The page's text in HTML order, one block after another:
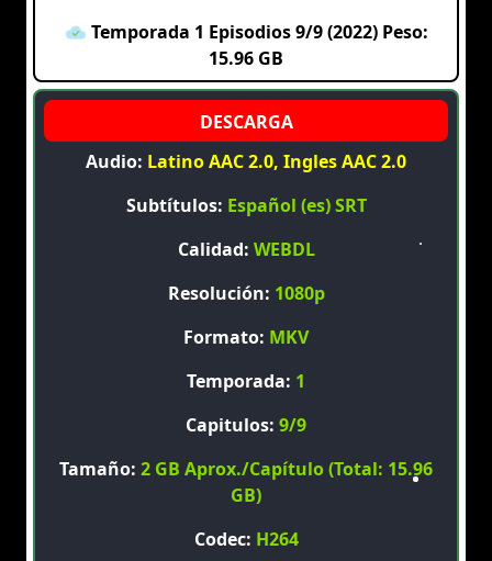
Temporada 1 Episodios 9/9 (2022) Peso:
15.96 GB
Audio: Latino AAC 2.0, Ingles AAC 2.0
Subtítulos: Español (es) SRT
Calidad: WEBDL
Resolución: 1080p
Formato: MKV
Temporada: 1
Capitulos: 9/9
Tamaño: 2 GB Aprox./Capítulo (Total: 15.96
GB)
Codec: H264